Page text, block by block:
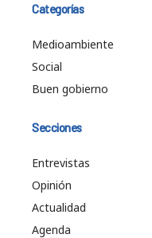
Categorías
Medioambiente
Social
Buen gobierno
Secciones
Entrevistas
Opinión
Actualidad
Agenda